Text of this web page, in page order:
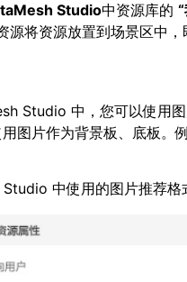
Studio中资源库的 “
源将资源放置到场景区中，
Studio 中，您可以使用
图片作为背景板、底板。
中使用的图片推荐格